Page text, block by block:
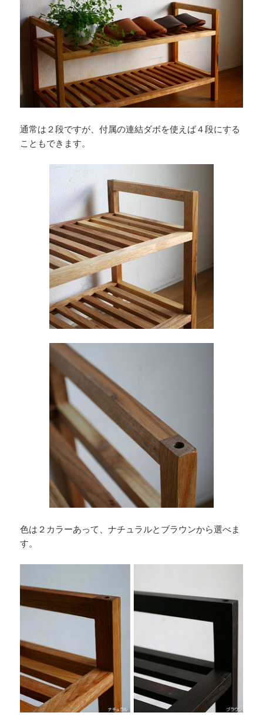
通常は２段ですが、付属の連結ダボを使えば４段にする
こともできます。
色は２カラーあって、ナチュラルとブラウンから選べま
す。